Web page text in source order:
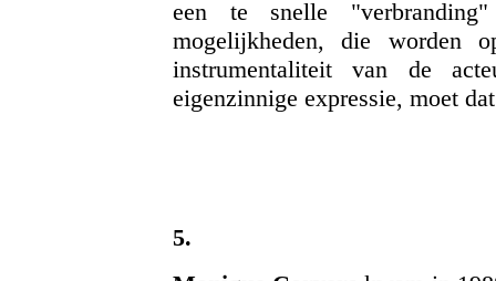
een te snelle
mogelijkheden, die worden
instrumentaliteit van de
eigenzinnige expressie, moet
5.